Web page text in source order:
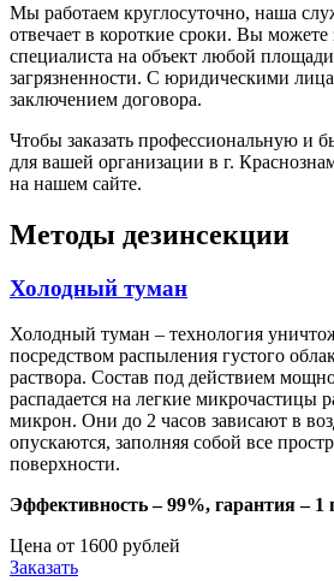
Мы работаем круглосуточно, наша
отвечает в короткие сроки. Вы можете
специалиста на объект любой
загрязненности. С юридическими
заключением договора.
Чтобы заказать профессиональную и
для вашей организации в г.
на нашем сайте.
Методы дезинсекции
Холодный туман
Холодный туман – технология
посредством распыления густого
раствора. Состав под действием
распадается на легкие микрочастицы
микрон. Они до 2 часов зависают в
опускаются, заполняя собой все
поверхности.
Эффективность – 99%, гарантия – 1
Цена от 1600 рублей
Заказать